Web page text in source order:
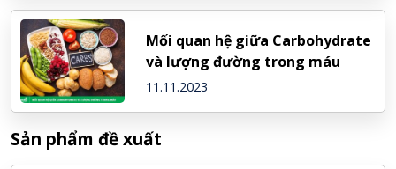
Mối quan hệ giữa Carbohydrate
và lượng đường trong máu
11.11.2023
Sản phẩm đề xuất